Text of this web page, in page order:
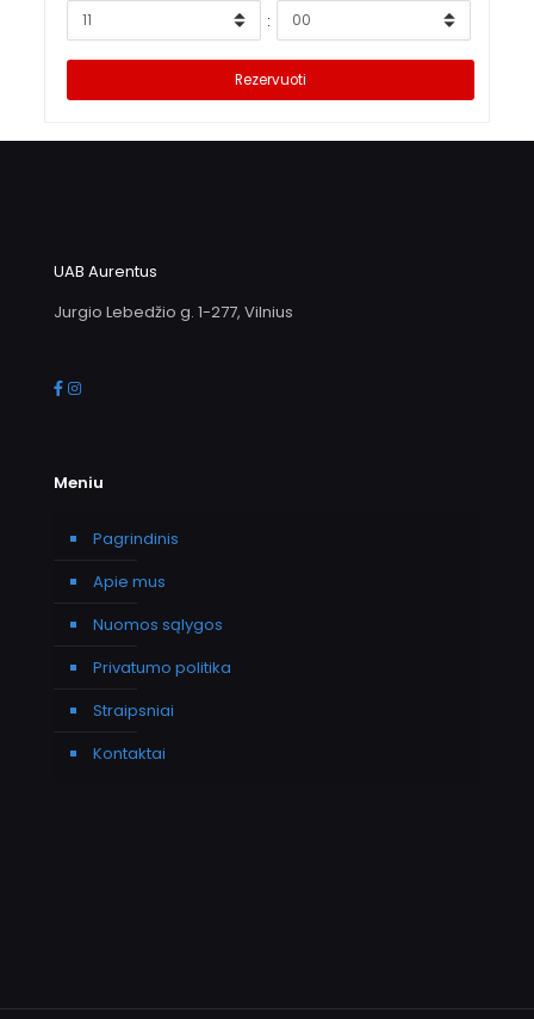
:
UAB Aurentus
Jurgio Lebedžio g. 1-277, Vilnius
Meniu
Pagrindinis
Apie mus
Nuomos sąlygos
Privatumo politika
Straipsniai
Kontaktai